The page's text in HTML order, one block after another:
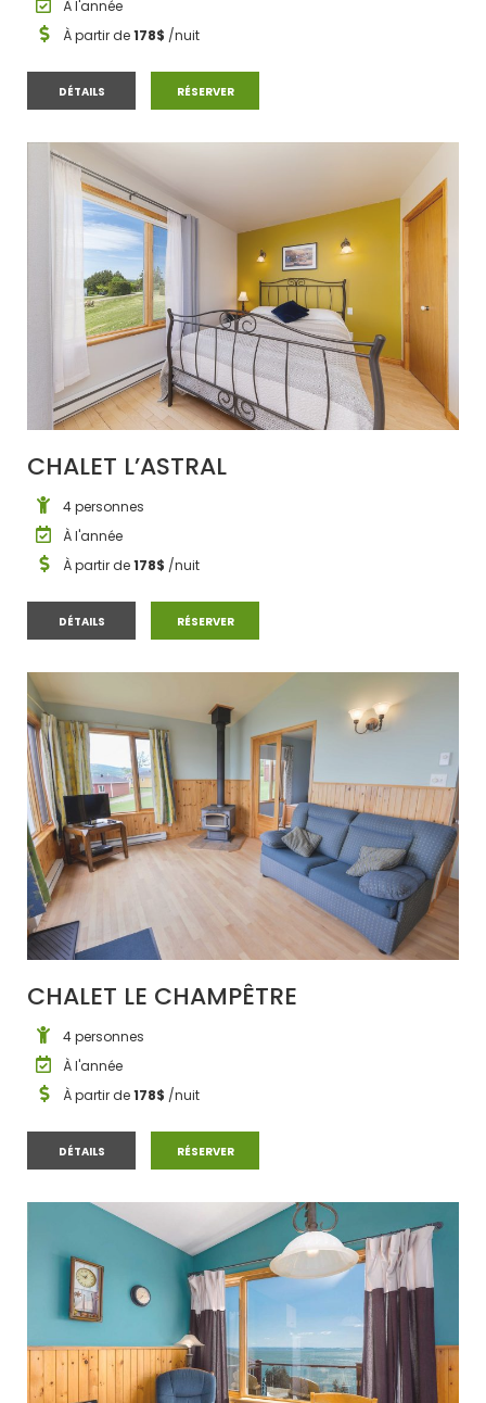
À l'année
À partir de178$ /nuit
DÉTAILSCHALET #3 RÉSERVERCHALET #3
CHALET L’ASTRAL
4 personnes
À l'année
À partir de178$ /nuit
DÉTAILSCHALET L’ASTRALRÉSERVERCHALET L’ASTRAL
CHALET LE CHAMPÊTRE
4 personnes
À l'année
À partir de178$ /nuit
DÉTAILSCHALET LE CHAMPÊTRE
RÉSERVERCHALET LE CHAMPÊTRE